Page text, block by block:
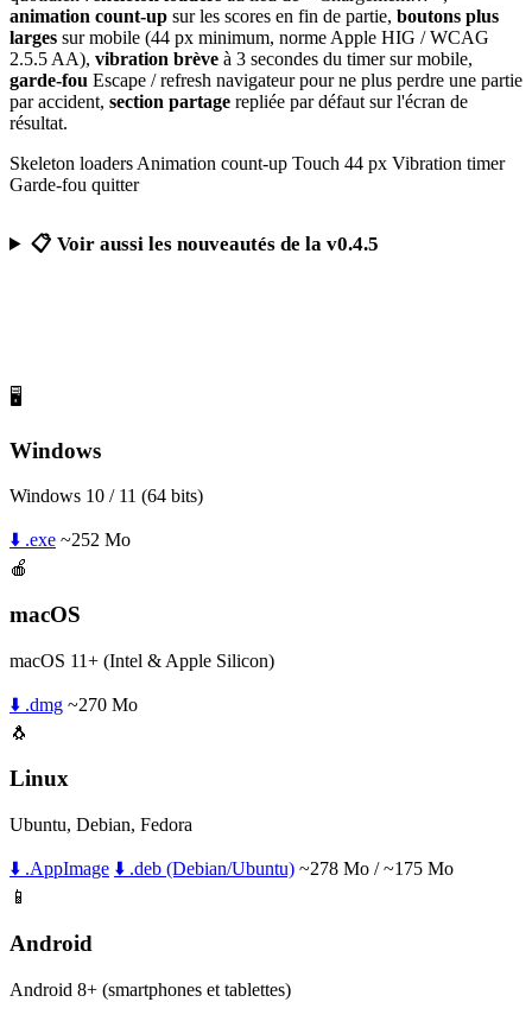
animation count-up sur les scores en fin de partie, boutons plus
larges sur mobile (44 px minimum, norme Apple HIG / WCAG
2.5.5 AA), vibration brève à 3 secondes du timer sur mobile,
garde-fou Escape / refresh navigateur pour ne plus perdre une partie
par accident, section partage repliée par défaut sur l'écran de
résultat.
Skeleton loaders Animation count-up Touch 44 px Vibration timer
Garde-fou quitter
📋 Voir aussi les nouveautés de la v0.4.5
🖥️
Windows
Windows 10 / 11 (64 bits)
⬇️ .exe ~252 Mo
🍎
macOS
macOS 11+ (Intel & Apple Silicon)
⬇️ .dmg ~270 Mo
🐧
Linux
Ubuntu, Debian, Fedora
⬇️ .AppImage ⬇️ .deb (Debian/Ubuntu) ~278 Mo / ~175 Mo
📱
Android
Android 8+ (smartphones et tablettes)